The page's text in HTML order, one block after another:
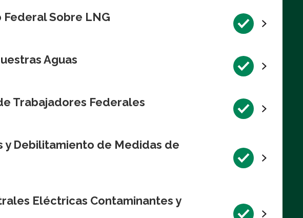
Sobre LNG
Aguas
Trabajadores Federales
Debilitamiento de Medidas de
Eléctricas Contaminantes y